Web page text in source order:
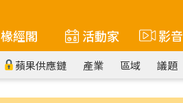
椽經閣 活動家 影音
蘋果供應鏈 產業 區域 議題